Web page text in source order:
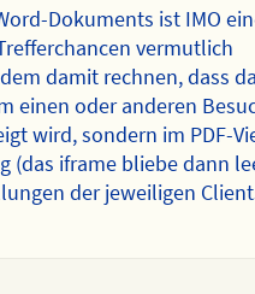
Dokuments ist IMO
vermutlich
damit rechnen, dass
einen oder anderen
wird, sondern im PDF-
(das iframe bliebe dann
der jeweiligen